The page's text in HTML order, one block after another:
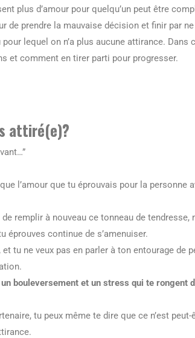
plus d’amour pour quelqu’un peut être
de prendre la mauvaise décision et finir par
lequel on n’a plus aucune attirance. Dans
et comment en tirer parti pour progresser.
attiré(e)?
l’amour que tu éprouvais pour la personne
remplir à nouveau ce tonneau de
éprouves continue de s’amenuiser.
tu ne veux pas en parler à ton entourage de
bouleversement et un stress qui te rongent
tu peux même te dire que ce n’est